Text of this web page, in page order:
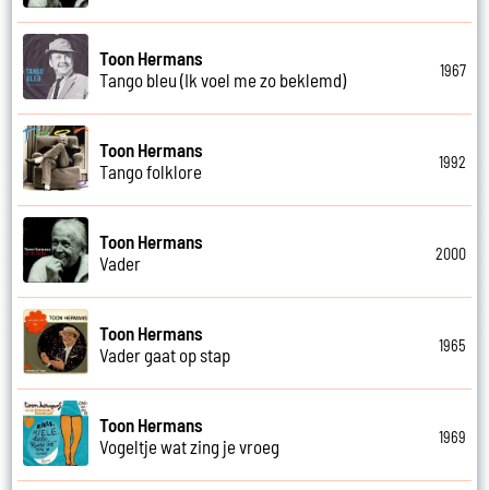
Toon Hermans
Tango bleu (Ik voel me zo beklemd)
1967
Toon Hermans
Tango folklore
1992
Toon Hermans
Vader
2000
Toon Hermans
Vader gaat op stap
1965
Toon Hermans
Vogeltje wat zing je vroeg
1969